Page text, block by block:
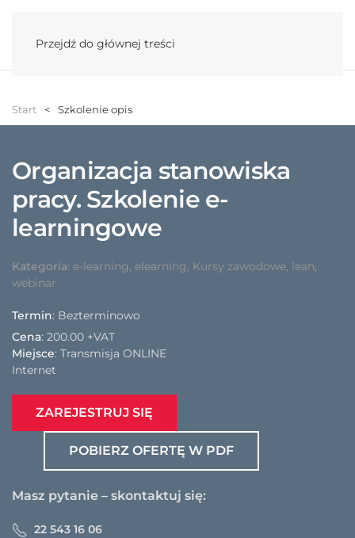
Przejdź do głównej treści
Start Szkolenie opis
Organizacja stanowiska
pracy. Szkolenie e-
learningowe
Kategoria: e-learning, elearning, Kursy zawodowe, lean,
webinar
Termin: Bezterminowo
Cena: 200.00 +VAT
Miejsce: Transmisja ONLINE
Internet
ZAREJESTRUJ SIĘ
POBIERZ OFERTĘ W PDF
Masz pytanie – skontaktuj się:
22 543 16 06